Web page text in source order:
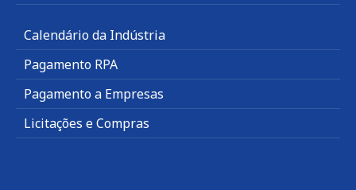
Calendário da Indústria
Pagamento RPA
Pagamento a Empresas
Licitações e Compras